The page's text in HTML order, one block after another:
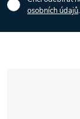
u
a
osobních údajů.